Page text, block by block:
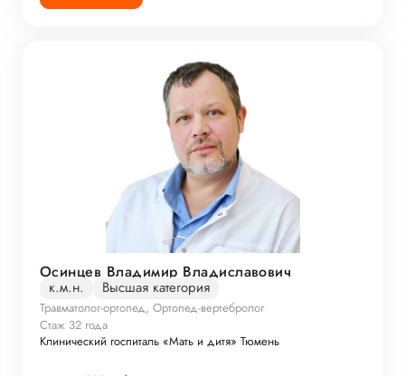
Осинцев Владимир Владиславович
к.м.н. Высшая категория
Травматолог-ортопед, Ортопед-вертебролог
Стаж 32 года
Клинический госпиталь «Мать и дитя» Тюмень